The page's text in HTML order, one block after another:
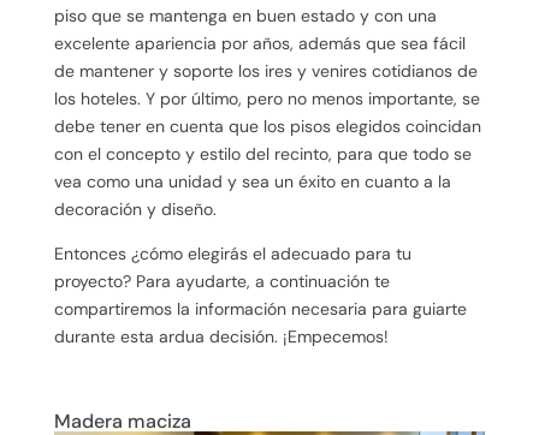
piso que se mantenga en buen estado y con una
excelente apariencia por años, además que sea fácil
de mantener y soporte los ires y venires cotidianos de
los hoteles. Y por último, pero no menos importante, se
debe tener en cuenta que los pisos elegidos coincidan
con el concepto y estilo del recinto, para que todo se
vea como una unidad y sea un éxito en cuanto a la
decoración y diseño.
Entonces ¿cómo elegirás el adecuado para tu
proyecto? Para ayudarte, a continuación te
compartiremos la información necesaria para guiarte
durante esta ardua decisión. ¡Empecemos!
Madera maciza